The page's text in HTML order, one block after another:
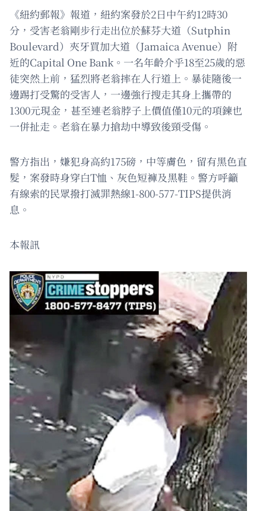
《紐約郵報》報道，紐約案發於2日中午約12時30
分，受害老翁剛步行走出位於蘇芬大道（Sutphin
Boulevard）夾牙買加大道（Jamaica Avenue）附
近的Capital One Bank。一名年齡介乎18至25歲的惡
徒突然上前，猛烈將老翁摔在人行道上。暴徒隨後一
邊踢打受驚的受害人，一邊強行搜走其身上攜帶的
1300元現金，甚至連老翁脖子上價值僅10元的項鍊也
一併扯走。老翁在暴力搶劫中導致後頸受傷。
警方指出，嫌犯身高約175磅，中等膚色，留有黑色直
髮，案發時身穿白T恤、灰色短褲及黑鞋。警方呼籲
有線索的民眾撥打滅罪熱線1-800-577-TIPS提供消
息。
本報訊